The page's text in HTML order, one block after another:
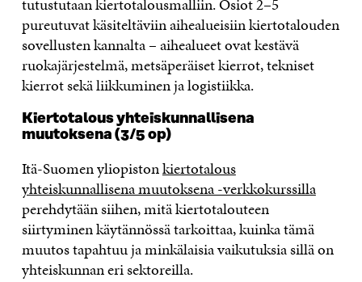
tutustutaan kiertotalousmalliin. Osiot 2–5
pureutuvat käsiteltäviin aihealueisiin kiertotalouden
sovellusten kannalta – aihealueet ovat kestävä
ruokajärjestelmä, metsäperäiset kierrot, tekniset
kierrot sekä liikkuminen ja logistiikka.
Kiertotalous yhteiskunnallisena
muutoksena (3/5 op)
Itä-Suomen yliopistonkiertotalous
yhteiskunnallisena muutoksena -verkkokurssilla
perehdytään siihen, mitä kiertotalouteen
siirtyminen käytännössä tarkoittaa, kuinka tämä
muutos tapahtuu ja minkälaisia vaikutuksia sillä on
yhteiskunnan eri sektoreilla.